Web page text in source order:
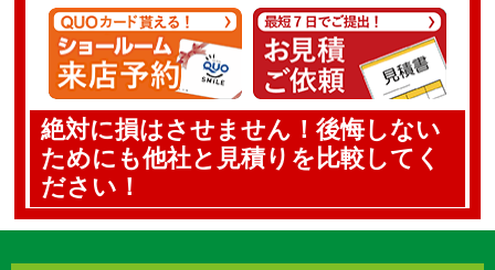
絶対に損はさせません！後悔しない
ためにも他社と見積りを比較してく
ださい！